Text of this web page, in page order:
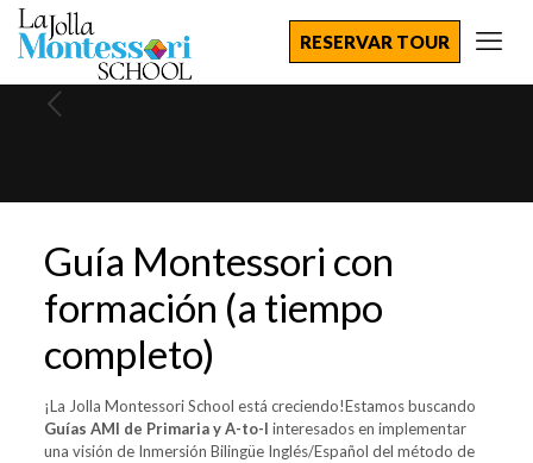
RESERVAR TOUR
Guía Montessori con
formación (a tiempo
completo)
¡La Jolla Montessori School está creciendo!Estamos buscando
Guías AMI de Primaria y A-to-I interesados en implementar
una visión de Inmersión Bilingüe Inglés/Español del método de